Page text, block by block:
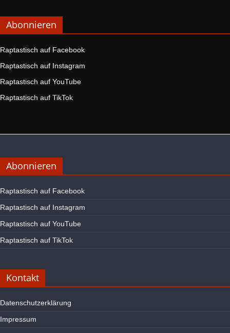
Abonnieren
Raptastisch auf Facebook
Raptastisch auf Instagram
Raptastisch auf YouTube
Raptastisch auf TikTok
Abonnieren
Raptastisch auf Facebook
Raptastisch auf Instagram
Raptastisch auf YouTube
Raptastisch auf TikTok
Kontakt
Datenschutzerklärung
Impressum